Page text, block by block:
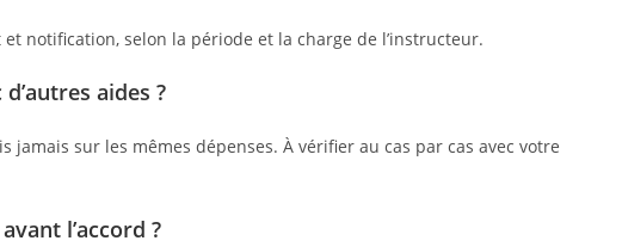
notification, selon la période et la charge de l’instructeur.
aides ?
jamais sur les mêmes dépenses. À vérifier au cas par cas avec votre
l’accord ?